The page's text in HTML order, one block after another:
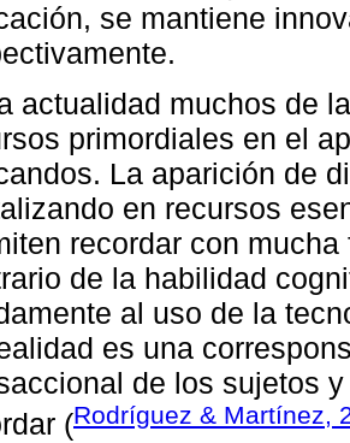
se mantiene
actualidad muchos de
primordiales en el
La aparición de
en recursos
recordar con
de la habilidad
al uso de la
es una
de los sujetos
(Rodríguez & Martínez,